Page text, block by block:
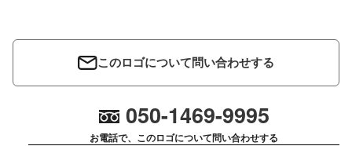
このロゴについて問い合わせする
050-1469-9995
お電話で、このロゴについて問い合わせする